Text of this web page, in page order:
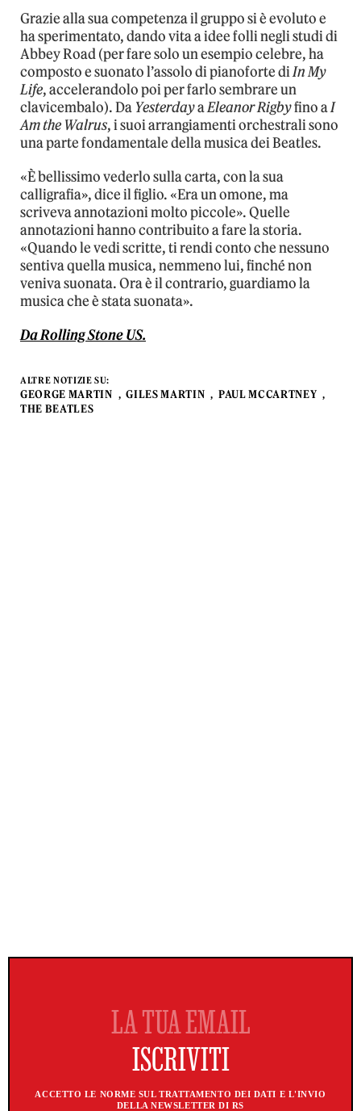
Grazie alla sua competenza il gruppo si è evoluto e
ha sperimentato, dando vita a idee folli negli studi di
Abbey Road (per fare solo un esempio celebre, ha
composto e suonato l’assolo di pianoforte diIn My
Life, accelerandolo poi per farlo sembrare un
clavicembalo). Da YesterdayaEleanor Rigbyfino aI
Am the Walrus, i suoi arrangiamenti orchestrali sono
una parte fondamentale della musica dei Beatles.
«È bellissimo vederlo sulla carta, con la sua
calligrafia», dice il figlio. «Era un omone, ma
scriveva annotazioni molto piccole». Quelle
annotazioni hanno contribuito a fare la storia.
«Quando le vedi scritte, ti rendi conto che nessuno
sentiva quella musica, nemmeno lui, finché non
veniva suonata. Ora è il contrario, guardiamo la
musica che è stata suonata».
Da Rolling Stone US.
ALTRE NOTIZIE SU:
GEORGE MARTIN GILES MARTIN
PAUL MCCARTNEY
THE BEATLES
ACCETTO LE NORME SUL TRATTAMENTO DEI DATI E L'INVIO
DELLA NEWSLETTER DI RS